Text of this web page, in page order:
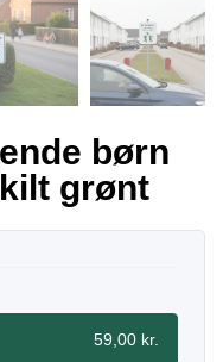
børn
grønt
59,00 kr.